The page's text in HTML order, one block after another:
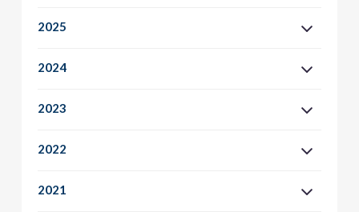
2025
2024
2023
2022
2021